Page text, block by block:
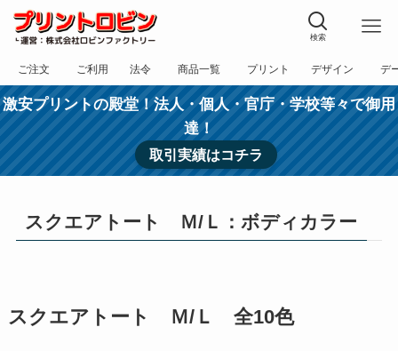
検索
ご注文
フォーム
ご利用
規約
法令
表記
商品一覧
カテゴリー
プリント
方法
デザイン
依頼
デ
入
激安プリントの殿堂！法人・個人・官庁・学校等々で御用
達！
取引実績はコチラ
スクエアトート Ｍ/Ｌ：ボディカラー
スクエアトート Ｍ/Ｌ 全10色